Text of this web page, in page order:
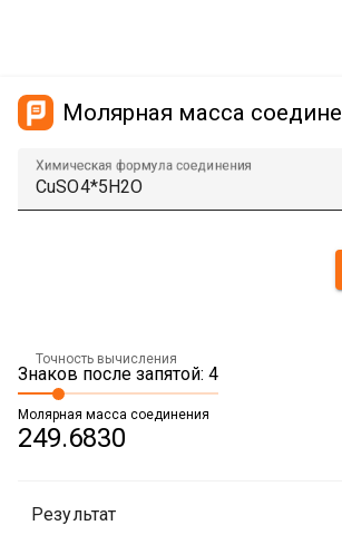
Молярная масса
Химическая формула соединения
Точность вычисления
Знаков после запятой: 4
Молярная масса соединения
249.6830
Результат